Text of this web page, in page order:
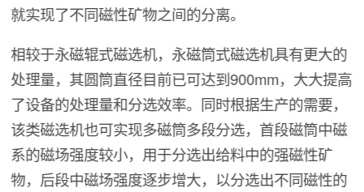
就实现了不同磁性矿物之间的分离。
相较于永磁辊式磁选机，永磁筒式磁选机具有更大的
处理量，其圆筒直径目前已可达到900mm，大大提高
了设备的处理量和分选效率。同时根据生产的需要，
该类磁选机也可实现多磁筒多段分选，首段磁筒中磁
系的磁场强度较小，用于分选出给料中的强磁性矿
物，后段中磁场强度逐步增大，以分选出不同磁性的